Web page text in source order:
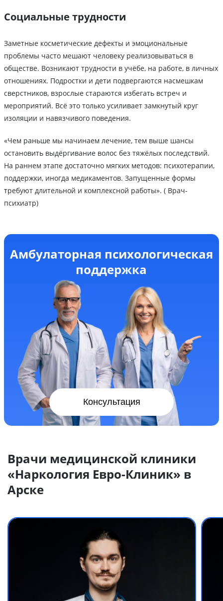
Социальные трудности
Заметные косметические дефекты и эмоциональные
проблемы часто мешают человеку реализовываться в
обществе. Возникают трудности в учёбе, на работе, в личных
отношениях. Подростки и дети подвергаются насмешкам
сверстников, взрослые стараются избегать встреч и
мероприятий. Всё это только усиливает замкнутый круг
изоляции и навязчивого поведения.
«Чем раньше мы начинаем лечение, тем выше шансы
остановить выдёргивание волос без тяжёлых последствий.
На раннем этапе достаточно мягких методов: психотерапии,
поддержки, иногда медикаментов. Запущенные формы
требуют длительной и комплексной работы». ( Врач-
психиатр)
Амбулаторная психологическая
поддержка
Консультация
Врачи медицинской клиники
«Наркология Евро-Клиник» в
Арске